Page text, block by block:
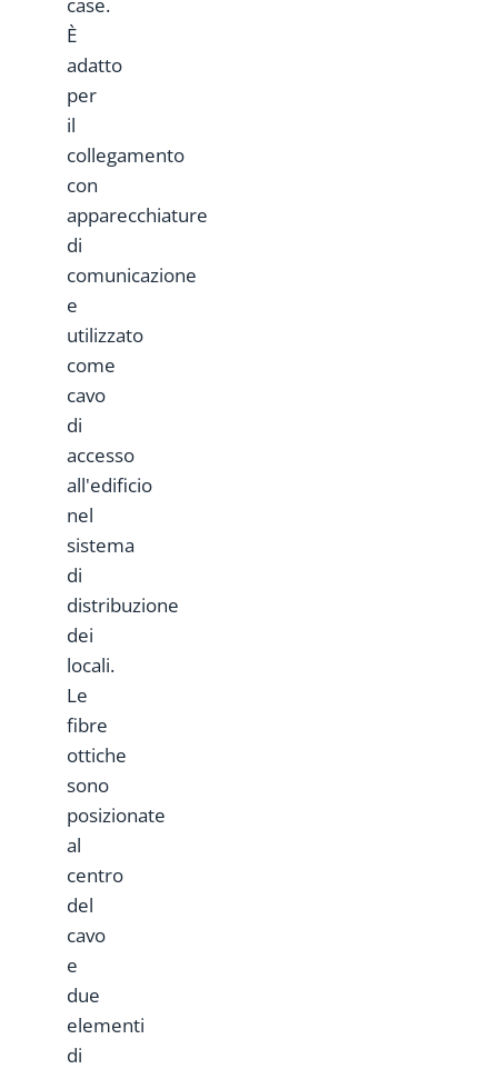
È
adatto
per
il
collegamento
con
apparecchiature
di
comunicazione
e
utilizzato
come
cavo
di
accesso
all'edificio
nel
sistema
di
distribuzione
dei
locali.
Le
fibre
ottiche
sono
posizionate
al
centro
del
cavo
e
due
elementi
di